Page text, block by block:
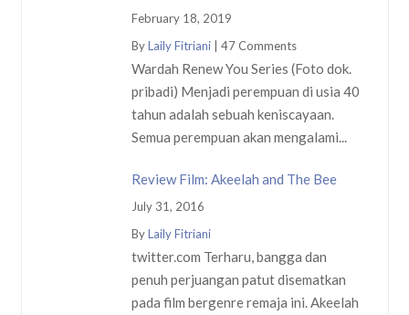
February 18, 2019
ByLaily Fitriani| 47 Comments
Wardah Renew You Series (Foto dok.
pribadi) Menjadi perempuan di usia 40
tahun adalah sebuah keniscayaan.
Semua perempuan akan mengalami...
Review Film: Akeelah and The Bee
July 31, 2016
ByLaily Fitriani
twitter.com Terharu, bangga dan
penuh perjuangan patut disematkan
pada film bergenre remaja ini. Akeelah